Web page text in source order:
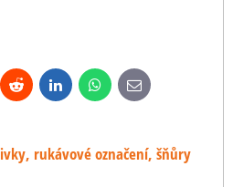
Reddit LinkedInWhatsApp
E-
mail
rukávové označení, šňůry